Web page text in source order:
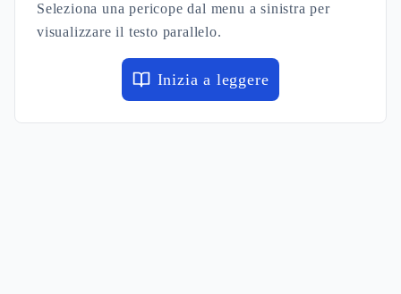
Seleziona una pericope dal menu a sinistra per
visualizzare il testo parallelo.
Inizia a leggere